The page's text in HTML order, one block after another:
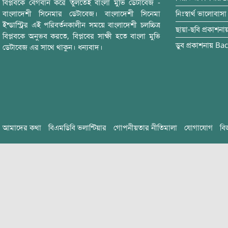
বিপ্লবকে বেগবান করে তুলতেই বাংলা মুভি ডেটাবেজ -
বাংলাদেশী সিনেমার ডেটাবেজ। বাংলাদেশী সিনেমা
ইন্ডাস্ট্রির এই পরিবর্তনকালীন সময়ে বাংলাদেশী চলচ্চিত্র
বিপ্লবকে অনুভব করতে, বিপ্লবের সাক্ষী হতে বাংলা মুভি
ডেটাবেজ এর সাথে থাকুন। ধন্যবাদ।
নিঃস্বার্থ ভালোবাসা
ছায়া-ছবি
ডুব প্রকাশনায়
আমাদের কথা বিএমডিবি ভলান্টিয়ার গোপনীয়তার নীতিমালা যোগাযোগ